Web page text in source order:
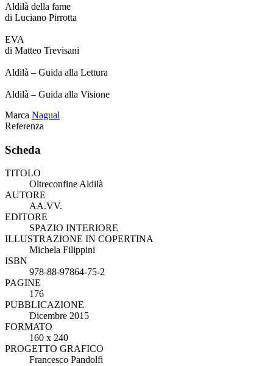
Aldilà della fame
di Luciano Pirrotta
EVA
di Matteo Trevisani
Aldilà – Guida alla Lettura
Aldilà – Guida alla Visione
Marca Nagual
Referenza
Scheda
TITOLO
Oltreconfine Aldilà
AUTORE
AA.VV.
EDITORE
SPAZIO INTERIORE
ILLUSTRAZIONE IN COPERTINA
Michela Filippini
ISBN
978-88-97864-75-2
PAGINE
176
PUBBLICAZIONE
Dicembre 2015
FORMATO
160 x 240
PROGETTO GRAFICO
Francesco Pandolfi